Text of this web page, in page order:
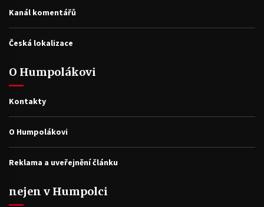
Kanál komentářů
Česká lokalizace
O Humpolákovi
Kontakty
O Humpolákovi
Reklama a uveřejnění článku
nejen v Humpolci